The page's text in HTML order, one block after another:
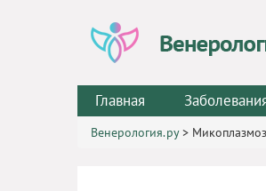
Главная
Венерология.ру>